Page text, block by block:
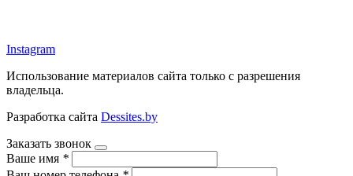
Instagram
Использование материалов сайта только с разрешения
владельца.
Разработка сайта Dessites.by
Заказать звонок
Ваше имя *